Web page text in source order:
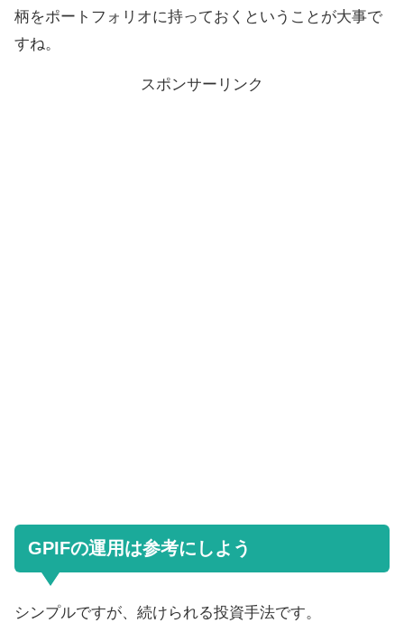
柄をポートフォリオに持っておくということが大事で
すね。
スポンサーリンク
GPIFの運用は参考にしよう
シンプルですが、続けられる投資手法です。